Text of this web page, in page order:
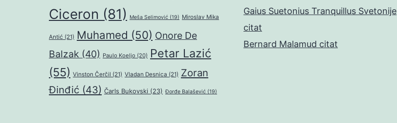
Ciceron (81) Meša Selimović (19) Miroslav Mika
Antić (21) Muhamed (50) Onore De
Balzak (40) Paulo Koeljo (20) Petar Lazić
(55) Vinston Čerčil (21) Vladan Desnica (21) Zoran
Đinđić (43) Čarls Bukovski (23) Đorđe Balašević (19)
Gaius Suetonius Tranquillus Svetonije
citat
Bernard Malamud citat